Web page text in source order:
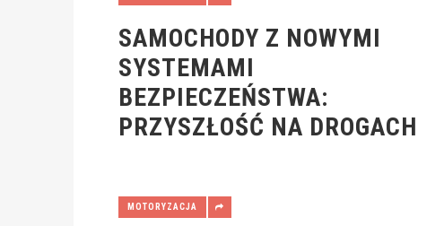
SAMOCHODY Z NOWYMI
SYSTEMAMI
BEZPIECZEŃSTWA:
PRZYSZŁOŚĆ NA DROGACH
MOTORYZACJA